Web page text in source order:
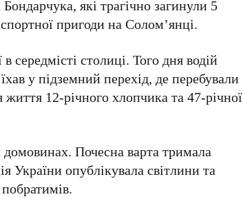
які трагічно загинули 5
пригоди на Солом’янці.
середмісті столиці. Того дня водій
у підземний перехід, де перебували
життя 12-річногохлопчика та47-річної
Почесна варта тримала
України опублікувала світлини та